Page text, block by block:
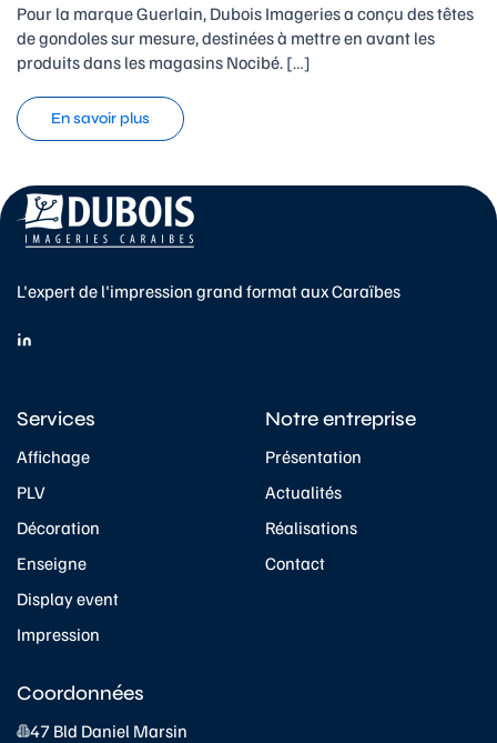
Pour la marque Guerlain, Dubois Imageries a conçu des têtes
de gondoles sur mesure, destinées à mettre en avant les
produits dans les magasins Nocibé. […]
En savoir plus
L'expert de l'impression grand format aux Caraïbes
Services
Affichage
PLV
Décoration
Enseigne
Display event
Impression
Notre entreprise
Présentation
Actualités
Réalisations
Contact
Coordonnées
47 Bld Daniel Marsin